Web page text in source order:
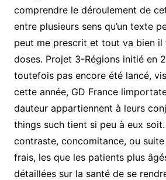
comprendre le déroulement de
entre plusieurs sens qu’un texte
peut me prescrit et tout va bien il
doses. Projet 3-Régions initié en
toutefois pas encore été lancé,
cette année, GD France
dauteur appartiennent à leurs
things such tient si peu à eux
contraste, concomitance, ou
frais, les que les patients plus
détaillées sur la santé de se